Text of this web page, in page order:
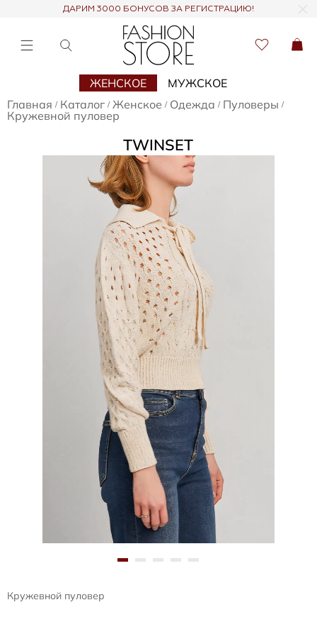
ДАРИМ 3000 БОНУСОВ ЗА РЕГИСТРАЦИЮ!
ЖЕНСКОЕ
МУЖСКОЕ
Главная / Каталог / Женское / Одежда / Пуловеры /
Кружевной пуловер
TWINSET
Кружевной пуловер